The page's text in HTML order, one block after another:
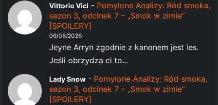
Vittorio Vici - Pomylone Analizy: Ród smoka,
sezon 3, odcinek 7 – „Smok w zimie”
[SPOILERY]
06/08/2026
Jeyne Arryn zgodnie z kanonem jest les.
Jeśli obrzydza ci to...
Lady Snow - Pomylone Analizy: Ród smoka,
sezon 3, odcinek 7 – „Smok w zimie”
[SPOILERY]